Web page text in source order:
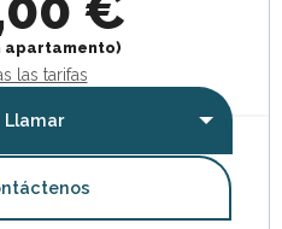
apartamento)
las tarifas
Llamar